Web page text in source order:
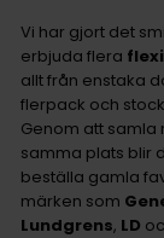
Vi har gjort det
erbjuda flera
allt från enstaka
flerpack och
Genom att
samma plats blir
beställa gamla
märken som
Lundgrens, LD